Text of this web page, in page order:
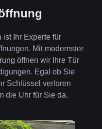
Ihr Experte für
Mit modernster
öffnen wir Ihre Tür
Egal ob Sie
Schlüssel verloren
die Uhr für Sie da.